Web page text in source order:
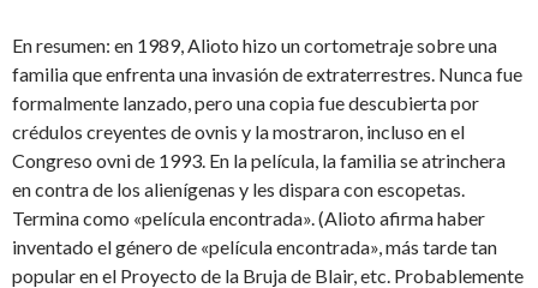
En resumen: en 1989, Alioto hizo un cortometraje sobre una
familia que enfrenta una invasión de extraterrestres. Nunca fue
formalmente lanzado, pero una copia fue descubierta por
crédulos creyentes de ovnis y la mostraron, incluso en el
Congreso ovni de 1993. En la película, la familia se atrinchera
en contra de los alienígenas y les dispara con escopetas.
Termina como «película encontrada». (Alioto afirma haber
inventado el género de «película encontrada», más tarde tan
popular en el Proyecto de la Bruja de Blair, etc. Probablemente